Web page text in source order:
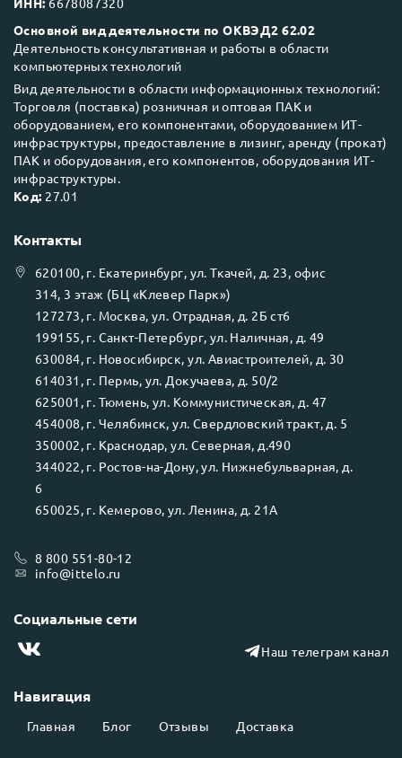
Основной вид деятельности по ОКВЭД2 62.02
Деятельность консультативная и работы в области
компьютерных технологий
Вид деятельности в области информационных технологий:
Торговля (поставка) розничная и оптовая ПАК и
оборудованием, его компонентами, оборудованием ИТ-
инфраструктуры, предоставление в лизинг, аренду (прокат)
ПАК и оборудования, его компонентов, оборудования ИТ-
инфраструктуры.
Код: 27.01
Навигация
Главная Блог Отзывы Доставка
Контакты
620100, г. Екатеринбург, ул.Ткачей, д. 23, офис
314, 3 этаж (БЦ «Клевер Парк»)
127273, г. Москва, ул. Отрадная, д. 2Б ст6
199155, г. Санкт-Петербург, ул. Наличная, д. 49
630084, г. Новосибирск, ул. Авиастроителей, д. 30
614031 , г. Пермь, ул. Докучаева, д. 50/2
625001 , г. Тюмень, ул. Коммунистическая, д. 47
454008, г. Челябинск, ул. Свердловский тракт, д. 5
350002, г. Краснодар, ул. Северная, д.490
344022, г. Ростов-на-Дону, ул. Нижнебульварная, д.
6
650025, г. Кемерово, ул. Ленина, д. 21А
8 800 551-80-12
info@ittelo.ru
Социальные сети
Наш телеграм канал